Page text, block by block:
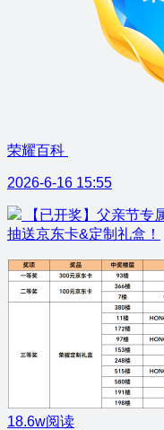
荣耀百科
2026-6-16 15:55
【已开奖】父亲节专
抽送京东卡&定制礼盒！
18.6w阅读